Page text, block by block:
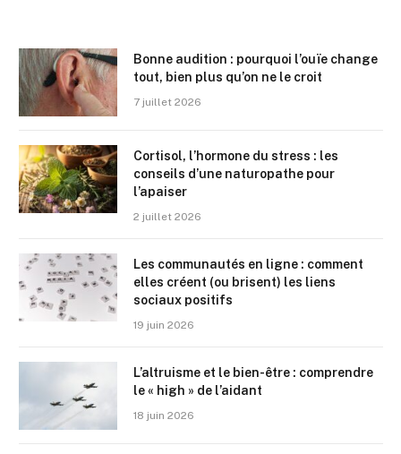
Bonne audition : pourquoi l’ouïe change
tout, bien plus qu’on ne le croit
7 juillet 2026
Cortisol, l’hormone du stress : les
conseils d’une naturopathe pour
l’apaiser
2 juillet 2026
Les communautés en ligne : comment
elles créent (ou brisent) les liens
sociaux positifs
19 juin 2026
L’altruisme et le bien-être : comprendre
le « high » de l’aidant
18 juin 2026